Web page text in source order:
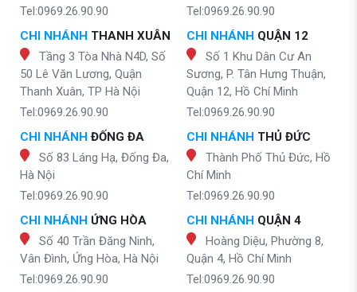
Tel:0969.26.90.90
CHI NHÁNH THANH XUÂN
Tầng 3 Tòa Nhà N4D, Số
50 Lê Văn Lương, Quận
Thanh Xuân, TP Hà Nội
Tel:0969.26.90.90
CHI NHÁNH ĐỐNG ĐA
Số 83 Láng Hạ, Đống Đa,
Hà Nội
Tel:0969.26.90.90
CHI NHÁNH ỨNG HÒA
Số 40 Trần Đăng Ninh,
Vân Đình, Ứng Hòa, Hà Nội
Tel:0969.26.90.90
Tel:0969.26.90.90
CHI NHÁNH QUẬN 12
Số 1 Khu Dân Cư An
Sương, P. Tân Hưng Thuận,
Quận 12, Hồ Chí Minh
Tel:0969.26.90.90
CHI NHÁNH THỦ ĐỨC
Thành Phố Thủ Đức, Hồ
Chí Minh
Tel:0969.26.90.90
CHI NHÁNH QUẬN 4
Hoàng Diệu, Phường 8,
Quận 4, Hồ Chí Minh
Tel:0969.26.90.90